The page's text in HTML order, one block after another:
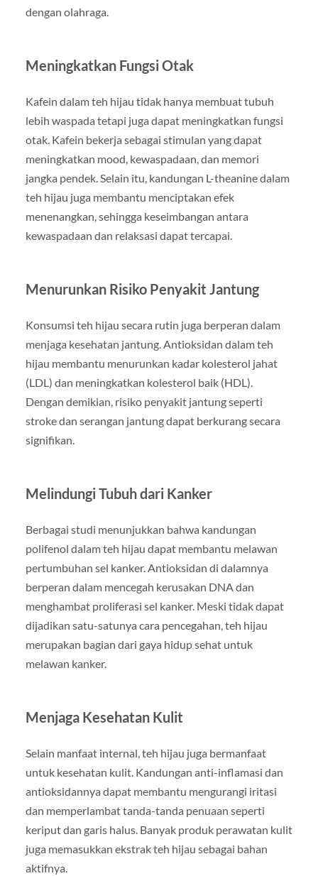
dengan olahraga.
Meningkatkan Fungsi Otak
Kafein dalam teh hijau tidak hanya membuat tubuh
lebih waspada tetapi juga dapat meningkatkan fungsi
otak. Kafein bekerja sebagai stimulan yang dapat
meningkatkan mood, kewaspadaan, dan memori
jangka pendek. Selain itu, kandungan L-theanine dalam
teh hijau juga membantu menciptakan efek
menenangkan, sehingga keseimbangan antara
kewaspadaan dan relaksasi dapat tercapai.
Menurunkan Risiko Penyakit Jantung
Konsumsi teh hijau secara rutin juga berperan dalam
menjaga kesehatan jantung. Antioksidan dalam teh
hijau membantu menurunkan kadar kolesterol jahat
(LDL) dan meningkatkan kolesterol baik (HDL).
Dengan demikian, risiko penyakit jantung seperti
stroke dan serangan jantung dapat berkurang secara
signifikan.
Melindungi Tubuh dari Kanker
Berbagai studi menunjukkan bahwa kandungan
polifenol dalam teh hijau dapat membantu melawan
pertumbuhan sel kanker. Antioksidan di dalamnya
berperan dalam mencegah kerusakan DNA dan
menghambat proliferasi sel kanker. Meski tidak dapat
dijadikan satu-satunya cara pencegahan, teh hijau
merupakan bagian dari gaya hidup sehat untuk
melawan kanker.
Menjaga Kesehatan Kulit
Selain manfaat internal, teh hijau juga bermanfaat
untuk kesehatan kulit. Kandungan anti-inflamasi dan
antioksidannya dapat membantu mengurangi iritasi
dan memperlambat tanda-tanda penuaan seperti
keriput dan garis halus. Banyak produk perawatan kulit
juga memasukkan ekstrak teh hijau sebagai bahan
aktifnya.